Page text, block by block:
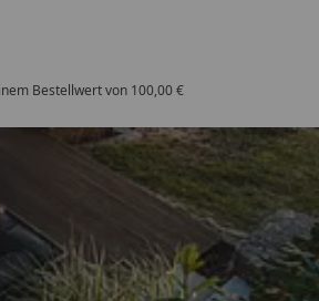
Bestellwert von 100,00 €
Shops
4,81/ 5